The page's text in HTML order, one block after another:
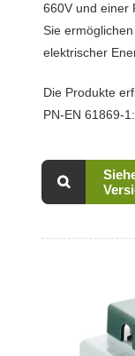
660V und einer
Sie
elektrischer
Die Produkte
PN-EN 61869-